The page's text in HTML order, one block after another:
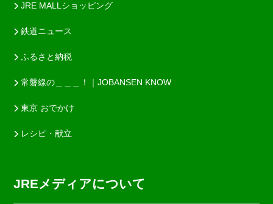
JRE MALLショッピング
鉄道ニュース
ふるさと納税
常磐線の＿＿＿！｜JOBANSEN KNOW
東京 おでかけ
レシピ・献立
JREメディアについて